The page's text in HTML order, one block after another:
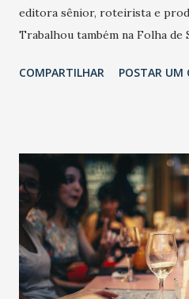
editora sênior, roteirista e
Trabalhou também na Folha de
COMPARTILHAR POSTAR UM